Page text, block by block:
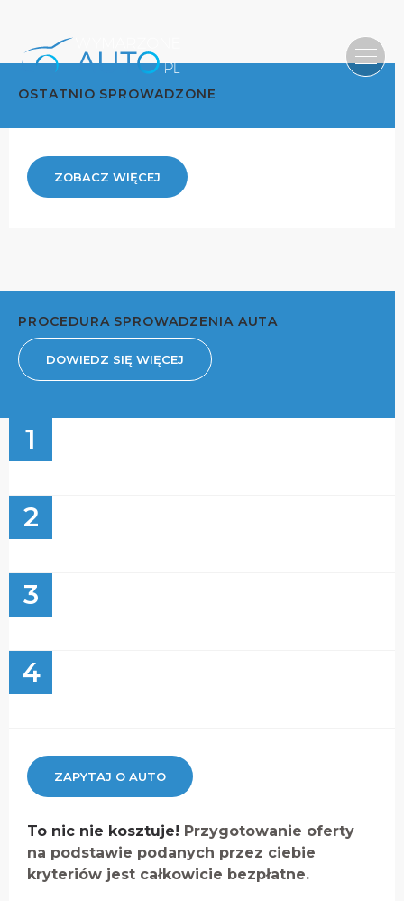
OSTATNIO SPROWADZONE
ZOBACZ WIĘCEJ
PROCEDURA SPROWADZENIA AUTA
DOWIEDZ SIĘ WIĘCEJ
1
2
3
4
ZAPYTAJ O AUTO
To nic nie kosztuje! Przygotowanie oferty
na podstawie podanych przez ciebie
kryteriów jest całkowicie bezpłatne.